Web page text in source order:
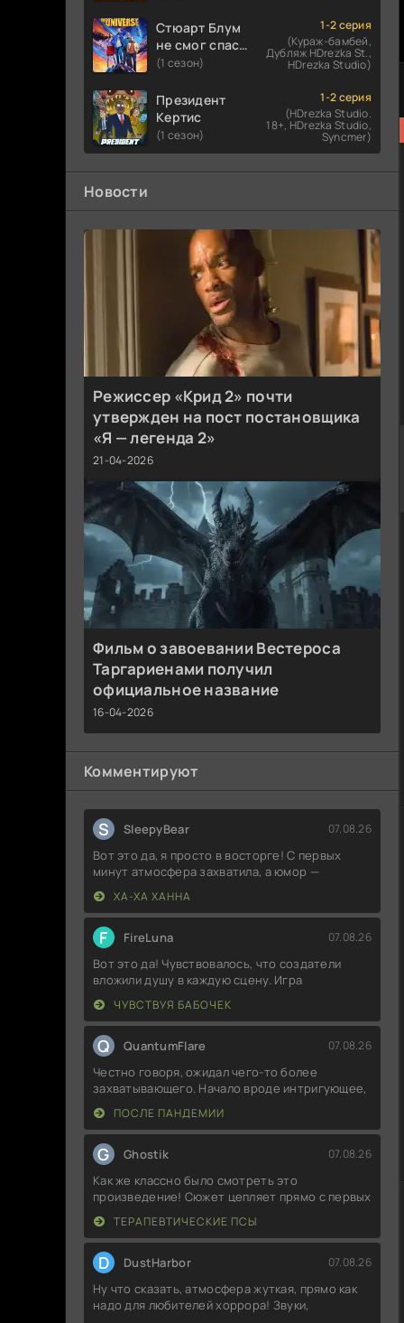
Стюарт Блум
не смог спасти
вселенную
(1 сезон)
1-2 серия
(Кураж-бамбей,
Дубляж HDrezka St.,
HDrezka Studio)
Президент
Кертис
(1 сезон)
1-2 серия
(HDrezka Studio.
18+, HDrezka Studio,
Syncmer)
Новости
Режиссер «Крид 2» почти
утвержден на пост постановщика
«Я — легенда 2»
21-04-2026
Фильм о завоевании Вестероса
Таргариенами получил
официальное название
16-04-2026
Комментируют
S SleepyBear 07.08.26
Вот это да, я просто в восторге! С первых
минут атмосфера захватила, а юмор —
ХА-ХА ХАННА
F FireLuna 07.08.26
Вот это да! Чувствовалось, что создатели
вложили душу в каждую сцену. Игра
ЧУВСТВУЯ БАБОЧЕК
Q QuantumFlare 07.08.26
Честно говоря, ожидал чего-то более
захватывающего. Начало вроде интригующее,
ПОСЛЕ ПАНДЕМИИ
G Ghostik 07.08.26
Как же классно было смотреть это
произведение! Сюжет цепляет прямо с первых
ТЕРАПЕВТИЧЕСКИЕ ПСЫ
D DustHarbor 07.08.26
Ну что сказать, атмосфера жуткая, прямо как
надо для любителей хоррора! Звуки,